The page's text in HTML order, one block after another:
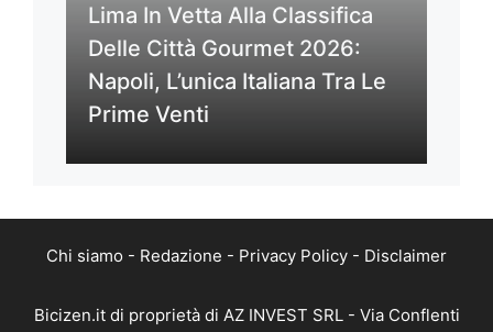
Lima In Vetta Alla Classifica
Delle Città Gourmet 2026:
Napoli, L’unica Italiana Tra Le
Prime Venti
Chi siamo - Redazione - Privacy Policy - Disclaimer
Bicizen.it di proprietà di AZ INVEST SRL - Via Conflenti